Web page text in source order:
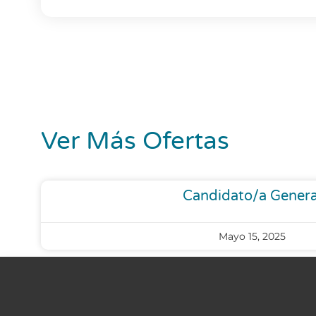
Ver Más Ofertas
Candidato/a
Mayo 15, 2025